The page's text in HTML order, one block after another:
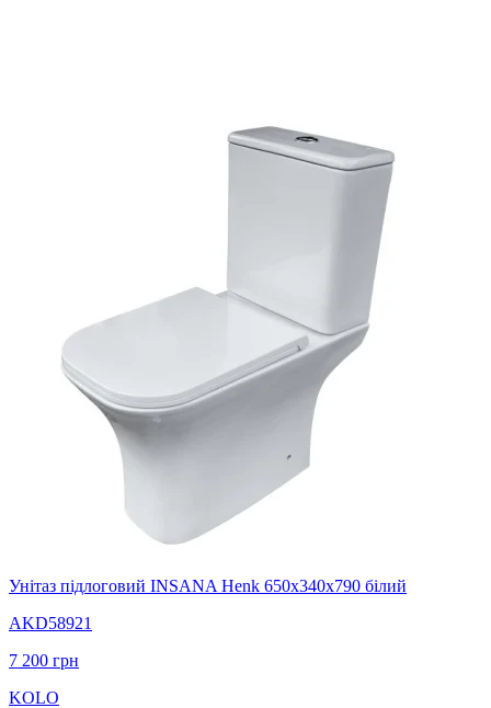
Унітаз підлоговий INSANA Henk 650х340х790 білий
AKD58921
7 200 грн
KOLO